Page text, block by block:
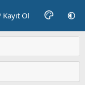
Kayıt Ol